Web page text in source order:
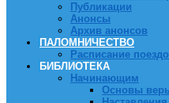
Публикации
Анонсы
Архив анонсов
ПАЛОМНИЧЕСТВО
Расписание
БИБЛИОТЕКА
Начинающим
Основы